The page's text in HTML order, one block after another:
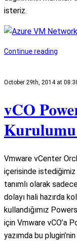
isteriz.
Continue reading
October 29th, 2014 at
vCO
Kurulumu
Vmware vCenter
içerisinde
tanımlı olarak
dolayı hali hazırda
kullandığımız
için Vmware vCO’a
yazımda bu